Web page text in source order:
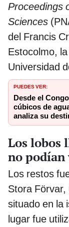
Proceedings
Sciences
del Francis
Estocolmo,
Universidad
PUEDES VER:
Desde el
cúbicos de
analiza su
Los lobos
no podían
Los restos
Stora
situado en la
lugar fue